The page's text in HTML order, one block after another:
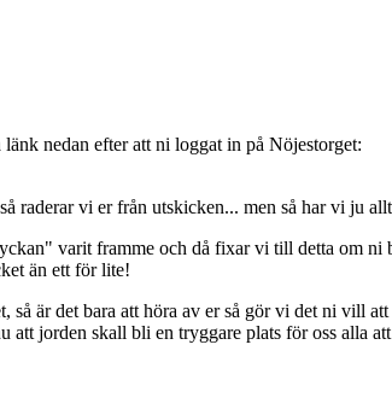
nedan efter att ni loggat in på Nöjestorget:
vi er från utskicken... men så har vi ju
varit framme och då fixar vi till detta om ni
än ett för lite!
så är det bara att höra av er så gör vi det ni vill
att jorden skall bli en tryggare plats för oss alla